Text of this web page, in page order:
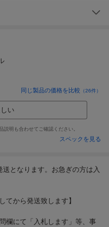
同じ製品の価格を比較 （26件）
い
説明も合わせてご確認ください。
スペックを見る
送となります。お急ぎの方は入
てから発送致します】
欄にて「入札します」等、事